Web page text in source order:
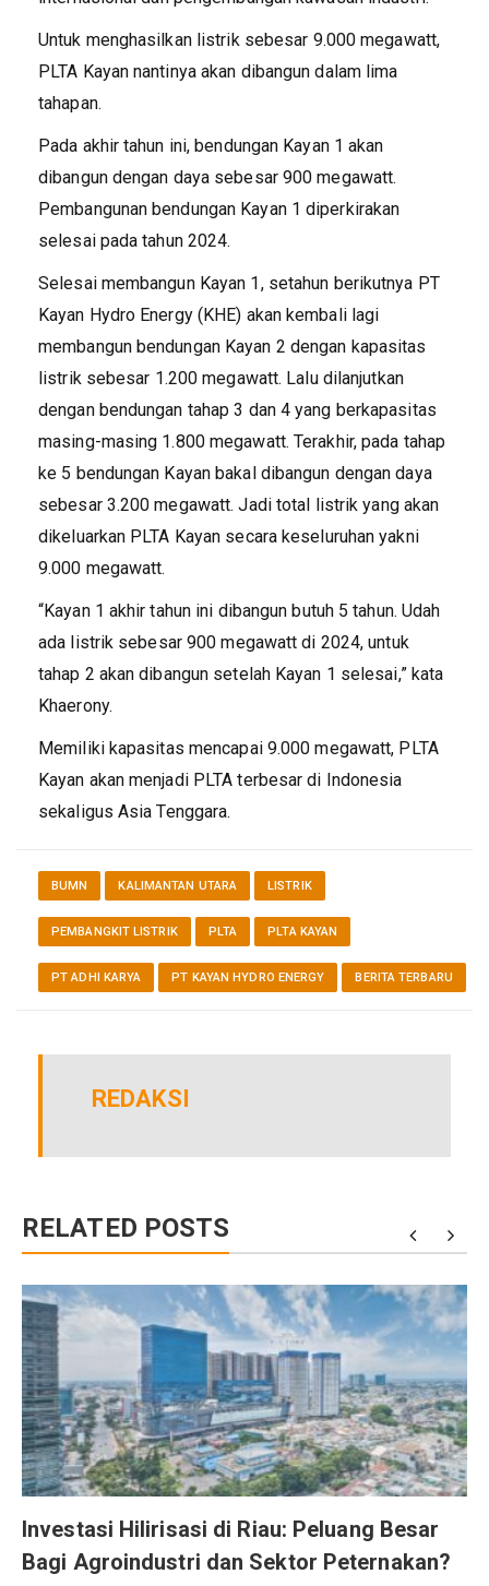
Untuk menghasilkan listrik sebesar 9.000 megawatt,
PLTA Kayan nantinya akan dibangun dalam lima
tahapan.
Pada akhir tahun ini, bendungan Kayan 1 akan
dibangun dengan daya sebesar 900 megawatt.
Pembangunan bendungan Kayan 1 diperkirakan
selesai pada tahun 2024.
Selesai membangun Kayan 1, setahun berikutnya PT
Kayan Hydro Energy (KHE) akan kembali lagi
membangun bendungan Kayan 2 dengan kapasitas
listrik sebesar 1.200 megawatt. Lalu dilanjutkan
dengan bendungan tahap 3 dan 4 yang berkapasitas
masing-masing 1.800 megawatt. Terakhir, pada tahap
ke 5 bendungan Kayan bakal dibangun dengan daya
sebesar 3.200 megawatt. Jadi total listrik yang akan
dikeluarkan PLTA Kayan secara keseluruhan yakni
9.000 megawatt.
“Kayan 1 akhir tahun ini dibangun butuh 5 tahun. Udah
ada listrik sebesar 900 megawatt di 2024, untuk
tahap 2 akan dibangun setelah Kayan 1 selesai,” kata
Khaerony.
Memiliki kapasitas mencapai 9.000 megawatt, PLTA
Kayan akan menjadi PLTA terbesar di Indonesia
sekaligus Asia Tenggara.
BUMN KALIMANTAN UTARA LISTRIK
PEMBANGKIT LISTRIK PLTA PLTA KAYAN
PT ADHI KARYA PT KAYAN HYDRO ENERGY BERITA TERBARU
REDAKSI
RELATED POSTS
Investasi Hilirisasi di Riau: Peluang Besar
Bagi Agroindustri dan Sektor Peternakan?